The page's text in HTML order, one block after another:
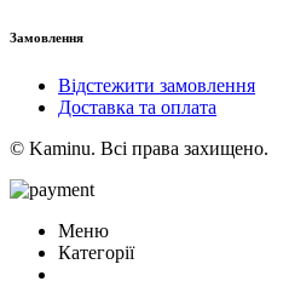
Замовлення
Відстежити замовлення
Доставка та оплата
© Kaminu. Всі права захищено.
Меню
Категорії